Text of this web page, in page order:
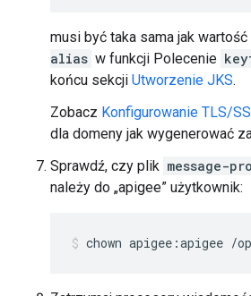
musi być taka sama jak
alias w funkcji Polecenie
końcu sekcji Utworzenie JKS.
Zobacz Konfigurowanie TLS/
dla domeny jak wygenerować
Sprawdź, czy plik message-
należy do „apigee” użytkownik:
chown apigee:apigee /